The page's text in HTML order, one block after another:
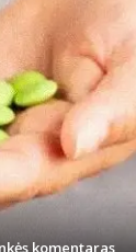
kad
beržų augantis
komentaras